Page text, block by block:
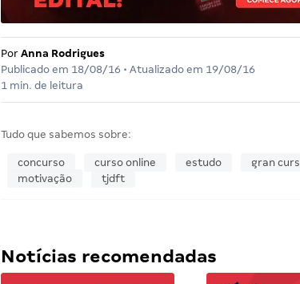
Por Anna Rodrigues
Publicado em 18/08/16 • Atualizado em 19/08/16
1 min. de leitura
Tudo que sabemos sobre:
concurso curso online estudo gran
motivação
tjdft
Notícias recomendadas